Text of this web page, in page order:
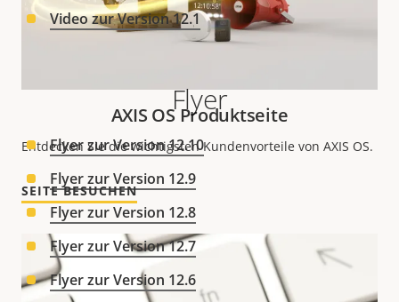
Video zur Version 12.1
Flyer
Flyer zur Version 12.10
Flyer zur Version 12.9
Flyer zur Version 12.8
Flyer zur Version 12.7
Flyer zur Version 12.6
AXIS OS Produktseite
Entdecken Sie die wichtigsten Kundenvorteile von AXIS OS.
SEITE BESUCHEN